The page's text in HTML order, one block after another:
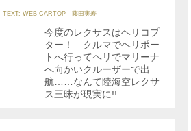
TEXT: WEB CARTOP 藤田実寿
今度のレクサスはヘリコプ
ター！ クルマでヘリポー
トへ行ってヘリでマリーナ
へ向かいクルーザーで出
航……なんて陸海空レクサ
ス三昧が現実に!!